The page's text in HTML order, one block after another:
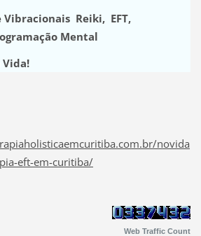
Reiki, EFT,
Mental
Vida!
novida
eft-em-curitiba/
Web Traffic Count